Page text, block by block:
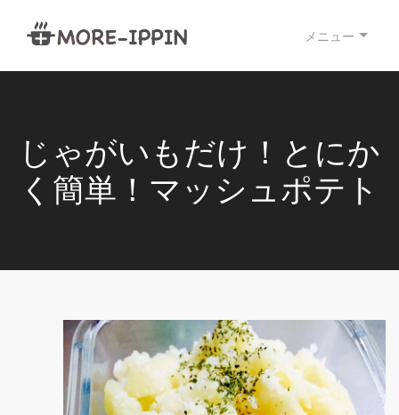
メニュー
じゃがいもだけ！とにか
く簡単！マッシュポテト